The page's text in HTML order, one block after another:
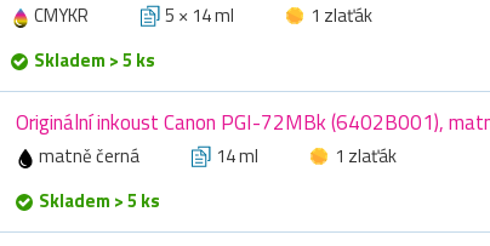
CMYKR 5 × 14 ml
1 zlaťák
Skladem > 5 ks
Originální inkoust Canon PGI-72MBk (6402B001),
matně černá 14 ml
1 zlaťák
Skladem > 5 ks